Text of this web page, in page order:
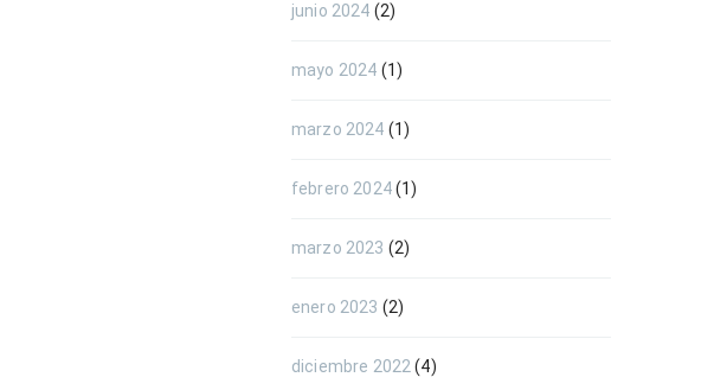
junio 2024 (2)
mayo 2024 (1)
marzo 2024 (1)
febrero 2024(1)
marzo 2023 (2)
enero 2023 (2)
diciembre 2022 (4)